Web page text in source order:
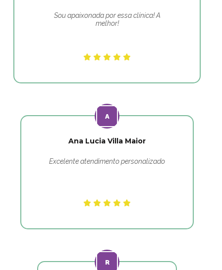
Sou apaixonada por essa clínica! A
melhor!
Ana Lucia Villa Maior
Excelente atendimento personalizado